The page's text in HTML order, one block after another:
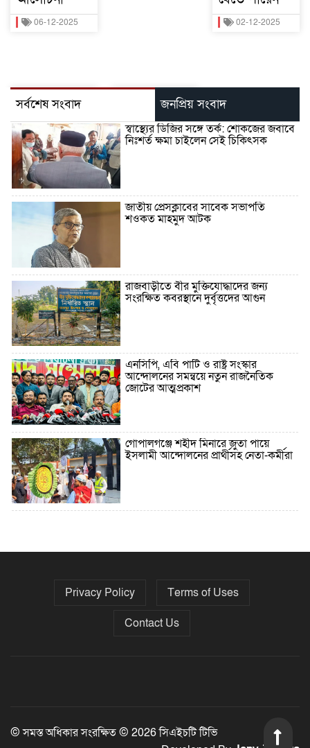
06-12-2025 02-12-2025
সর্বশেষ সংবাদ জনপ্রিয় সংবাদ
স্বাস্থ্যের ডিজির সঙ্গে তর্ক: শোকজের জবাবে
নিঃশর্ত ক্ষমা চাইলেন সেই চিকিৎসক
জাতীয় প্রেসক্লাবের সাবেক সভাপতি
শওকত মাহমুদ আটক
রাজবাড়ীতে বীর মুক্তিযোদ্ধাদের জন্য
সংরক্ষিত কবরস্থানে দুর্বৃত্তদের আগুন
এনসিপি, এবি পার্টি ও রাষ্ট্র সংস্কার
আন্দোলনের সমন্বয়ে নতুন রাজনৈতিক
জোটের আত্মপ্রকাশ
গোপালগঞ্জে শহীদ মিনারে জুতা পায়ে
ইসলামী আন্দোলনের প্রার্থীসহ নেতা-কর্মীরা
নির্বাচনের তফসিল ৮-১৫ ডিসেম্বরের মধ্যে
Privacy Policy
Terms of Uses
Contact Us
© সমস্ত অধিকার সংরক্ষিত © 2026 সিএইচটি টিভি